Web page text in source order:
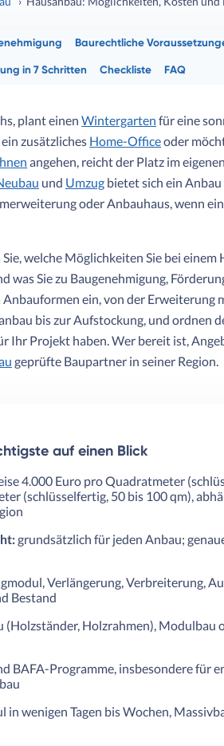
Baurechtliche
in 7 Schritten Checkliste FAQ
plant einenWintergarten für eine
zusätzliches Home-Officeoder
angehen, reicht der Platz im
und Umzug bietet sich ein Anbau
oder Anbauhaus, wenn
welche Möglichkeiten Sie bei
was Sie zu Baugenehmigung,
Anbauformen ein, von der Erweiterung
bis zur Aufstockung, und ordnen
Ihr Projekt haben. Wer bereit ist,
geprüfte Baupartner in seiner Region.
auf einen Blick
4.000 Euro pro Quadratmeter
(schlüsselfertig, 50 bis 100 qm),
grundsätzlich für jeden Anbau;
Verlängerung, Verbreiterung,
Bestand
(Holzständer, Holzrahmen), Modulbau
BAFA-Programme, insbesondere für
in wenigen Tagen bis Wochen,